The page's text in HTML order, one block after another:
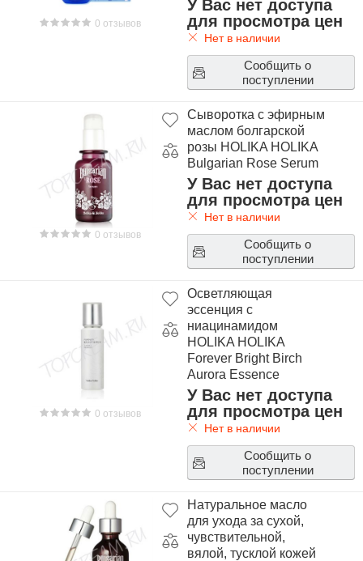
0 отзывов
У Вас нет доступа
для просмотра цен
Нет в наличии
Сообщить о
поступлении
0 отзывов
Сыворотка с эфирным
маслом болгарской
розы HOLIKA HOLIKA
Bulgarian Rose Serum
У Вас нет доступа
для просмотра цен
Нет в наличии
Сообщить о
поступлении
0 отзывов
Осветляющая
эссенция с
ниацинамидом
HOLIKA HOLIKA
Forever Bright Birch
Aurora Essence
У Вас нет доступа
для просмотра цен
Нет в наличии
Сообщить о
поступлении
Натуральное масло
для ухода за сухой,
чувствительной,
вялой, тусклой кожей